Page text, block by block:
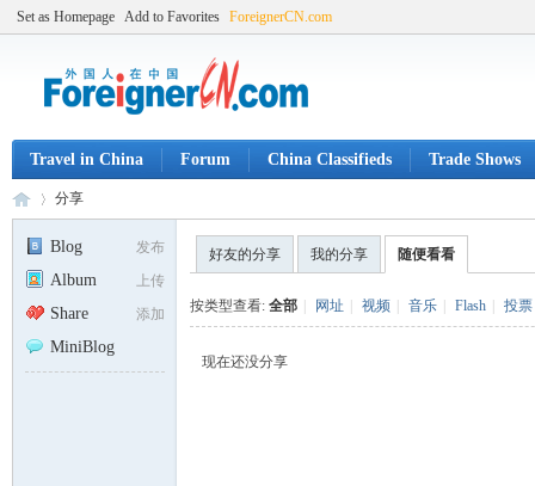
Set as Homepage Add to Favorites ForeignerCN.com
Travel in China Forum China Classifieds Trade Shows
分享
发布
Blog
上传
Album
添加
Share
MiniBlog
好友的分享 我的分享 随便看看
按类型查看: 全部 网址 视频 音乐 Flash 投票
现在还没分享